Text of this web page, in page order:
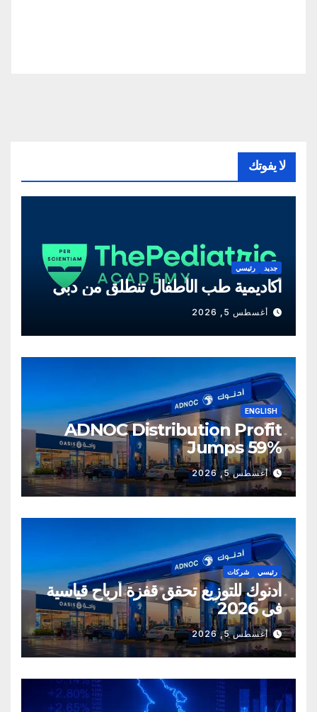
لا يفوتك
جديد رئيسي
أكاديمية طب الأطفال تنطلق من دبي
أغسطس 5, 2026
ENGLISH
ADNOC Distribution Profit
Jumps 59%
أغسطس 5, 2026
رئيسي شركات
أدنوك للتوزيع تحقق قفزة أرباح قياسية
في 2026
أغسطس 5, 2026